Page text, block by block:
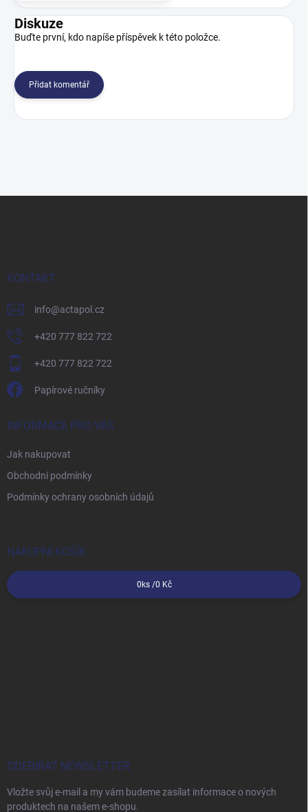
Diskuze
Buďte první, kdo napíše příspěvek k této položce.
Přidat komentář
KONTAKT
info@actapol.cz
+420 777 822 722
+420 777 822 722
Papírové ručníky
INFORMACE PRO VÁS
Jak nakupovat
Obchodní podmínky
Podmínky ochrany osobních údajů
NÁKUPNÍ KOŠÍK
0ks /0 Kč
ODEBÍRAT NEWSLETTER
Vložte svůj e-mail a my vám budeme zasílat informace o nových
produktech na našem e-shopu.